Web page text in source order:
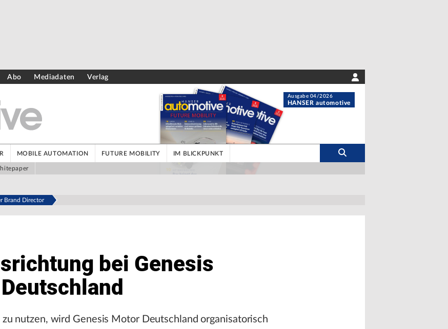
Abo Mediadaten Verlag
Ausgabe 04/2026
HANSER automotive
MOBILE AUTOMATION FUTURE MOBILITY IM BLICKPUNKT
Brand Director
bei Genesis
zu nutzen, wird Genesis Motor Deutschland organisatorisch